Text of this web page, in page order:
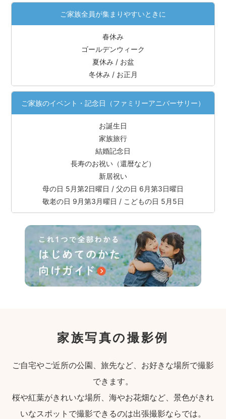
ご家族全員が集まりやすいときに
春休み
ゴールデンウィーク
夏休み / お盆
冬休み / お正月
ご家族のイベント・記念日（ファミリーアニバーサリー）
お誕生日
家族旅行
結婚記念日
長寿のお祝い（還暦など）
新居祝い
母の日 5月第2日曜日 / 父の日 6月第3日曜日
敬老の日 9月第3月曜日 / こどもの日 5月5日
家族写真の撮影例
ご自宅やご近所の公園、旅先など、お好きな場所で撮影
できます。
桜や紅葉がきれいな場所、海やお花畑など、景色がきれ
いなスポットで撮影できるのは出張撮影ならでは。